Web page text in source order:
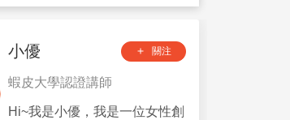
小優 add 關注
蝦皮大學認證講師
Hi~我是小優，我是一位女性創